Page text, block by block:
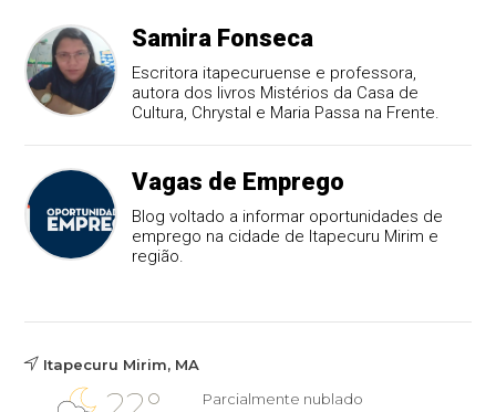
Samira Fonseca
Escritora itapecuruense e professora,
autora dos livros Mistérios da Casa de
Cultura, Chrystal e Maria Passa na Frente.
Vagas de Emprego
Blog voltado a informar oportunidades de
emprego na cidade de Itapecuru Mirim e
região.
Itapecuru Mirim, MA
Parcialmente nublado